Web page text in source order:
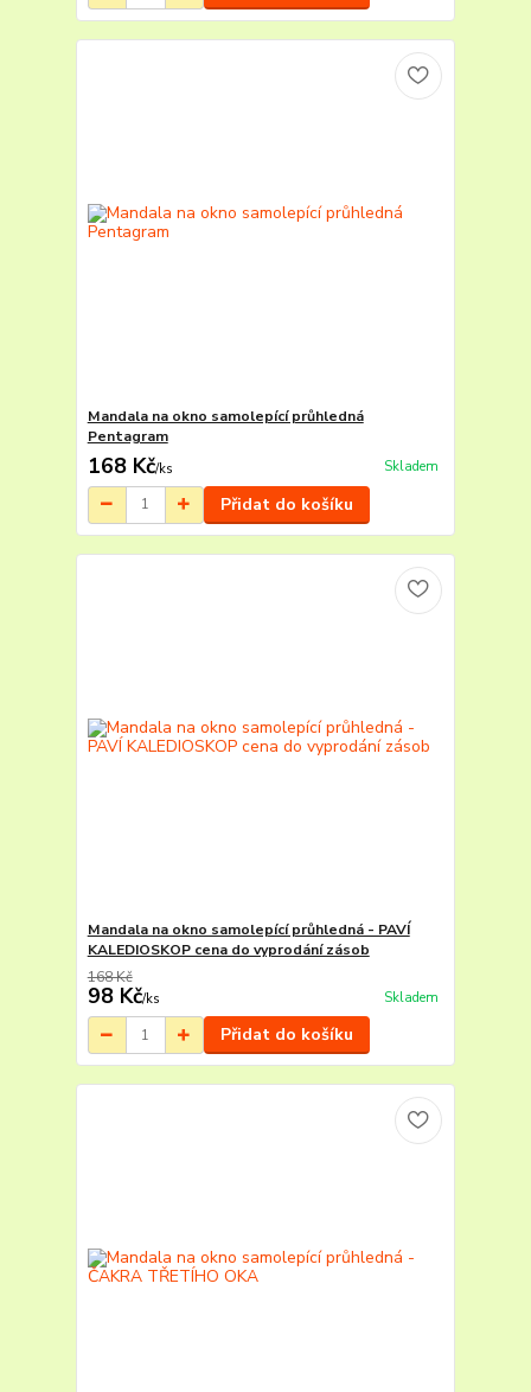
Mandala na okno samolepící průhledná
Pentagram
168 Kč/ks Skladem
Přidat do košíku
Mandala na okno samolepící průhledná - PAVÍ
KALEDIOSKOP cena do vyprodání zásob
168 Kč
98 Kč/ks Skladem
Přidat do košíku